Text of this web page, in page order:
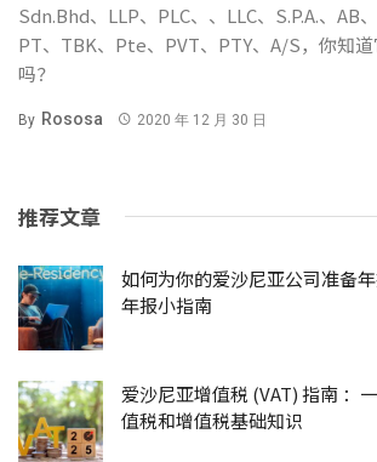
Sdn.Bhd、LLP、PLC、、LLC、S.P.A.、AB、
PT、TBK、Pte、PVT、PTY、A/S，你知
吗？
By Rososa 2020 年 12 月 30 日
推荐文章
如何为你的爱沙尼亚公司准备
年报小指南
爱沙尼亚增值税 (VAT) 指南 ：
值税和增值税基础知识